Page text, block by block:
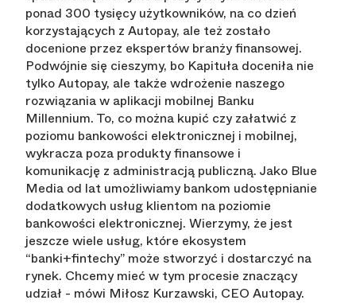
ponad 300 tysięcy użytkowników, na co dzień
korzystających z Autopay, ale też zostało
docenione przez ekspertów branży finansowej.
Podwójnie się cieszymy, bo Kapituła doceniła nie
tylko Autopay, ale także wdrożenie naszego
rozwiązania w aplikacji mobilnej Banku
Millennium. To, co można kupić czy załatwić z
poziomu bankowości elektronicznej i mobilnej,
wykracza poza produkty finansowe i
komunikację z administracją publiczną. Jako Blue
Media od lat umożliwiamy bankom udostępnianie
dodatkowych usług klientom na poziomie
bankowości elektronicznej. Wierzymy, że jest
jeszcze wiele usług, które ekosystem
“banki+fintechy” może stworzyć i dostarczyć na
rynek. Chcemy mieć w tym procesie znaczący
udział - mówi Miłosz Kurzawski, CEO Autopay.